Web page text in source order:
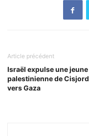
Article précédent
Israël expulse une jeune
palestinienne de
vers Gaza